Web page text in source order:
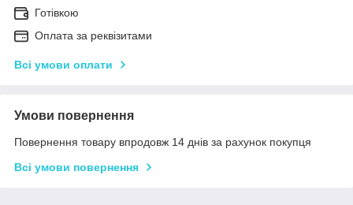
Готівкою
Оплата за реквізитами
Всі умови оплати
Умови повернення
Повернення товару впродовж 14 днів за рахунок покупця
Всі умови повернення